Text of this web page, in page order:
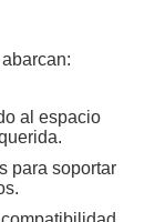
al espacio
para soportar